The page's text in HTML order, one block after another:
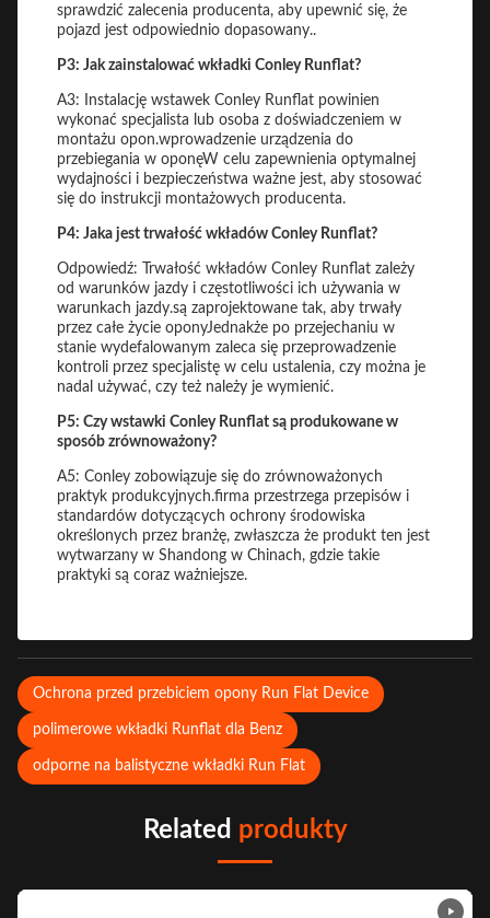
sprawdzić zalecenia producenta, aby upewnić się, że
pojazd jest odpowiednio dopasowany..
P3: Jak zainstalować wkładki Conley Runflat?
A3: Instalację wstawek Conley Runflat powinien
wykonać specjalista lub osoba z doświadczeniem w
montażu opon.wprowadzenie urządzenia do
przebiegania w oponęW celu zapewnienia optymalnej
wydajności i bezpieczeństwa ważne jest, aby stosować
się do instrukcji montażowych producenta.
P4: Jaka jest trwałość wkładów Conley Runflat?
Odpowiedź: Trwałość wkładów Conley Runflat zależy
od warunków jazdy i częstotliwości ich używania w
warunkach jazdy.są zaprojektowane tak, aby trwały
przez całe życie oponyJednakże po przejechaniu w
stanie wydefalowanym zaleca się przeprowadzenie
kontroli przez specjalistę w celu ustalenia, czy można je
nadal używać, czy też należy je wymienić.
P5: Czy wstawki Conley Runflat są produkowane w
sposób zrównoważony?
A5: Conley zobowiązuje się do zrównoważonych
praktyk produkcyjnych.firma przestrzega przepisów i
standardów dotyczących ochrony środowiska
określonych przez branżę, zwłaszcza że produkt ten jest
wytwarzany w Shandong w Chinach, gdzie takie
praktyki są coraz ważniejsze.
Ochrona przed przebiciem opony Run Flat Device
polimerowe wkładki Runflat dla Benz
odporne na balistyczne wkładki Run Flat
Related produkty